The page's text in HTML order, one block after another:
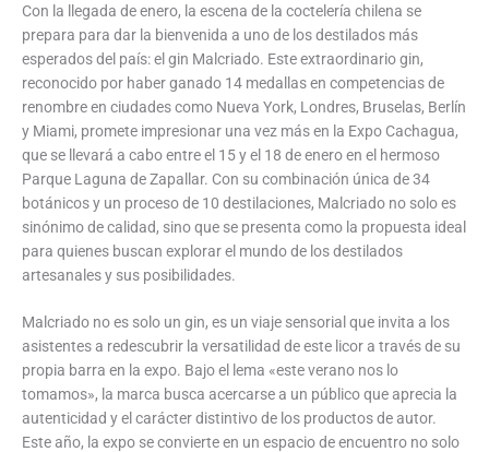
Con la llegada de enero, la escena de la coctelería chilena se
prepara para dar la bienvenida a uno de los destilados más
esperados del país: el gin Malcriado. Este extraordinario gin,
reconocido por haber ganado 14 medallas en competencias de
renombre en ciudades como Nueva York, Londres, Bruselas, Berlín
y Miami, promete impresionar una vez más en la Expo Cachagua,
que se llevará a cabo entre el 15 y el 18 de enero en el hermoso
Parque Laguna de Zapallar. Con su combinación única de 34
botánicos y un proceso de 10 destilaciones, Malcriado no solo es
sinónimo de calidad, sino que se presenta como la propuesta ideal
para quienes buscan explorar el mundo de los destilados
artesanales y sus posibilidades.
Malcriado no es solo un gin, es un viaje sensorial que invita a los
asistentes a redescubrir la versatilidad de este licor a través de su
propia barra en la expo. Bajo el lema «este verano nos lo
tomamos», la marca busca acercarse a un público que aprecia la
autenticidad y el carácter distintivo de los productos de autor.
Este año, la expo se convierte en un espacio de encuentro no solo